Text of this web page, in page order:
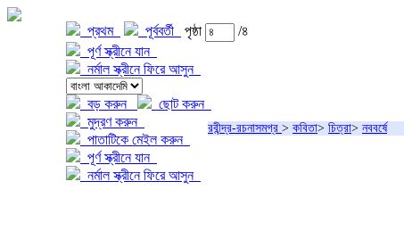
প্রথম পূর্ববর্তী পৃষ্ঠা
/৪
পূর্ণ স্ক্রীনে যান
নর্মাল স্ক্রীনে ফিরে আসুন
বড় করুন
ছোট করুন
মুদ্রণ করুন
পাতাটিকে মেইল করুন
পূর্ণ স্ক্রীনে যান
নর্মাল স্ক্রীনে ফিরে আসুন
রবীন্দ্র-রচনাসমগ্র > কবিতা> চিত্রা> নববর্ষে